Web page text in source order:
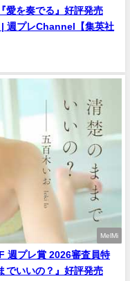
を奏でる』好評発売
プレChannel【集英社
MelMi
週プレ賞 2026審査員特
いいの？』好評発売